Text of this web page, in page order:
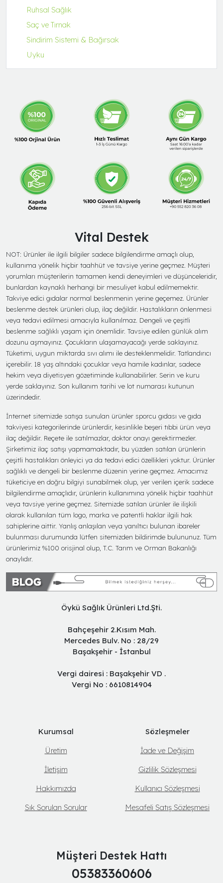
Ruhsal Sağlık
Saç ve Tırnak
Sindirim Sistemi & Bağırsak
Uyku
Vital Destek
NOT: Ürünler ile ilgili bilgiler sadece bilgilendirme amaçlı olup,
kullanıma yönelik hiçbir taahhüt ve tavsiye yerine geçmez. Müşteri
yorumları müşterilerin tamamen kendi deneyimleri ve düşünceleridir,
bunlardan kaynaklı herhangi bir mesuliyet kabul edilmemektir.
Takviye edici gıdalar normal beslenmenin yerine geçemez. Ürünler
beslenme destek ürünleri olup, ilaç değildir. Hastalıkların önlenmesi
veya tedavi edilmesi amacıyla kullanılmaz. Dengeli ve çeşitli
beslenme sağlıklı yaşam için önemlidir. Tavsiye edilen günlük alım
dozunu aşmayınız. Çocukların ulaşamayacağı yerde saklayınız.
Tüketimi, uygun miktarda sıvı alımı ile desteklenmelidir. Tatlandırıcı
içerebilir. 18 yaş altındaki çocuklar veya hamile kadınlar, sadece
hekim veya diyetisyen gözetiminde kullanabilirler. Serin ve kuru
yerde saklayınız. Son kullanım tarihi ve lot numarası kutunun
üzerindedir.
İnternet sitemizde satışa sunulan ürünler sporcu gıdası ve gıda
takviyesi kategorilerinde ürünlerdir, kesinlikle beşeri tıbbi ürün veya
ilaç değildir. Reçete ile satılmazlar, doktor onayı gerektirmezler.
Şirketimiz ilaç satışı yapmamaktadır, bu yüzden satılan ürünlerin
çeşitli hastalıkları önleyici ya da tedavi edici özellikleri yoktur. Ürünler
sağlıklı ve dengeli bir beslenme düzenin yerine geçmez. Amacımız
tüketiciye en doğru bilgiyi sunabilmek olup, yer verilen içerik sadece
bilgilendirme amaçlıdır, ürünlerin kullanımına yönelik hiçbir taahhüt
veya tavsiye yerine geçmez. Sitemizde satılan ürünler ile ilişkili
olarak kullanılan tüm logo, marka ve patentli haklar ilgili hak
sahiplerine aittir. Yanlış anlaşılan veya yanıltıcı bulunan ibareler
bulunması durumunda lütfen sitemizden bildirimde bulununuz. Tüm
ürünlerimiz %100 orisjinal olup, T.C. Tarım ve Orman Bakanlığı
onaylıdır.
Öykü Sağlık Ürünleri Ltd.Şti.
Bahçeşehir 2.Kısım Mah.
Mercedes Bulv. No : 28/29
Başakşehir - İstanbul
Vergi dairesi : Başakşehir VD .
Vergi No : 6610814904
Kurumsal
Üretim
İletişim
Hakkımızda
Sık Sorulan Sorular
Sözleşmeler
İade ve Değişim
Gizlilik Sözleşmesi
Kullanıcı Sözleşmesi
Mesafeli Satış Sözleşmesi
Müşteri Destek Hattı
05383360606